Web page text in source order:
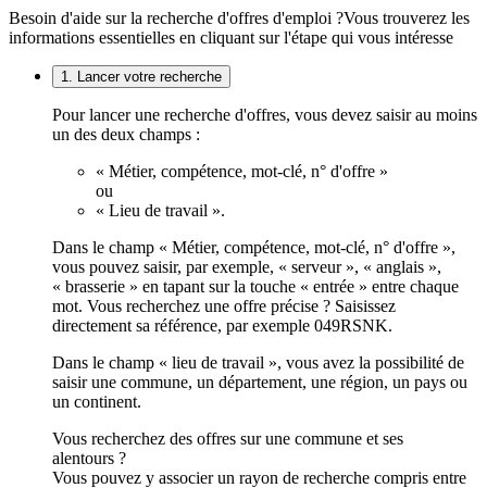
Besoin d'aide sur la recherche d'offres d'emploi ?Vous trouverez les
informations essentielles en cliquant sur l'étape qui vous intéresse
1. Lancer votre recherche
Pour lancer une recherche d'offres, vous devez saisir au moins
un des deux champs :
« Métier, compétence, mot-clé, n° d'offre »
ou
« Lieu de travail ».
Dans le champ « Métier, compétence, mot-clé, n° d'offre »,
vous pouvez saisir, par exemple, « serveur », « anglais »,
« brasserie » en tapant sur la touche « entrée » entre chaque
mot. Vous recherchez une offre précise ? Saisissez
directement sa référence, par exemple 049RSNK.
Dans le champ « lieu de travail », vous avez la possibilité de
saisir une commune, un département, une région, un pays ou
un continent.
Vous recherchez des offres sur une commune et ses
alentours ?
Vous pouvez y associer un rayon de recherche compris entre